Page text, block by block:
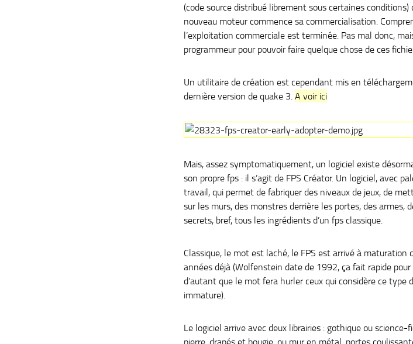
(code source distribué librement sous certaines conditions)
nouveau moteur commence sa commercialisation.
l’exploitation commerciale est terminée. Pas mal donc,
programmeur pour pouvoir faire quelque chose de ces
Un utilitaire de création est cependant mis en
dernière version de quake 3.A voir ici
Mais, assez symptomatiquement, un logiciel existe
son propre fps : il s’agit de FPS Créator. Un logiciel, avec
travail, qui permet de fabriquer des niveaux de jeux, de
sur les murs, des monstres derrière les portes, des armes,
secrets, bref, tous les ingrédients d’un fps classique.
Classique, le mot est laché, le FPS est arrivé à maturation
années déjà (Wolfenstein date de 1992, ça fait rapide
d’autant que le mot fera hurler ceux qui considère ce type
immature).
Le logiciel arrive avec deux librairies : gothique ou science-